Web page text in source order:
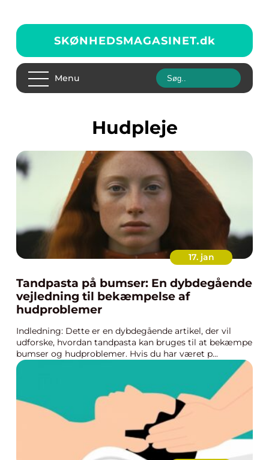
SKØNHEDSMAGASINET.dk
Menu
Hudpleje
17. jan
Tandpasta på bumser: En dybdegående
vejledning til bekæmpelse af
hudproblemer
Indledning: Dette er en dybdegående artikel, der vil
udforske, hvordan tandpasta kan bruges til at bekæmpe
bumser og hudproblemer. Hvis du har været p...